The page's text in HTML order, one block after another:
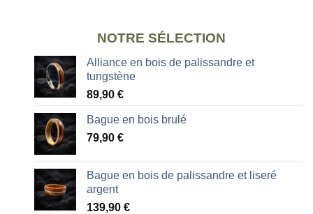
NOTRE SÉLECTION
Alliance en bois de palissandre et
tungstène
89,90 €
Bague en bois brulé
79,90 €
Bague en bois de palissandre et liseré
argent
139,90 €